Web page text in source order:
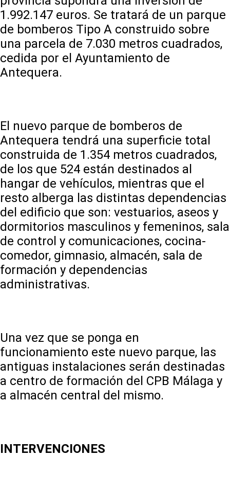
1.992.147 euros. Se tratará de un parque
de bomberos Tipo A construido sobre
una parcela de 7.030 metros cuadrados,
cedida por el Ayuntamiento de
Antequera.
El nuevo parque de bomberos de
Antequera tendrá una superficie total
construida de 1.354 metros cuadrados,
de los que 524 están destinados al
hangar de vehículos, mientras que el
resto alberga las distintas dependencias
del edificio que son: vestuarios, aseos y
dormitorios masculinos y femeninos, sala
de control y comunicaciones, cocina-
comedor, gimnasio, almacén, sala de
formación y dependencias
administrativas.
Una vez que se ponga en
funcionamiento este nuevo parque, las
antiguas instalaciones serán destinadas
a centro de formación del CPB Málaga y
a almacén central del mismo.
INTERVENCIONES